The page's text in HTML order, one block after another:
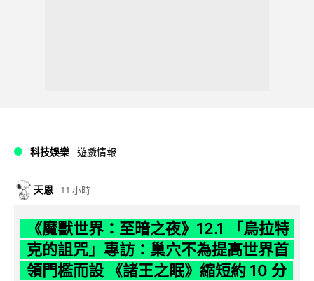
科技娛樂 遊戲情報
天恩 11 小時
《魔獸世界：至暗之夜》12.1 「烏拉特
克的詛咒」專訪：巢穴不為提高世界首
領門檻而設 《諸王之眠》縮短約 10 分